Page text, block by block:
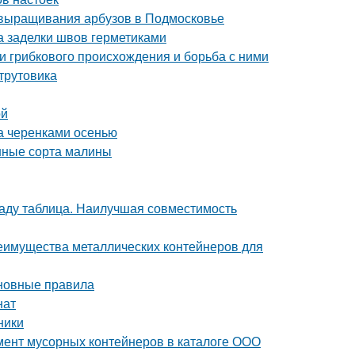
арбузов в Подмосковье
швов герметиками
происхождения и борьба с ними
черенками осенью
сорта малины
таблица. Наилучшая совместимость
металлических контейнеров для
правила
мусорных контейнеров в каталоге ООО